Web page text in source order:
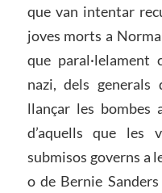
que van intentar
joves morts a
que paral·lelament
nazi, dels
llançar les bombes
d’aquells que les
submisos governs a
o de Bernie